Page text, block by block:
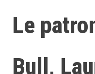
Le
Bull,